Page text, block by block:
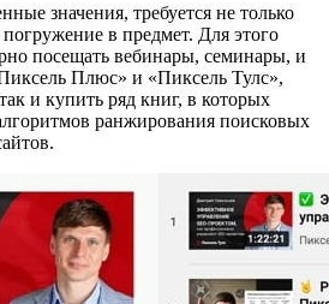
значения, требуется не только
в предмет. Для этого
посещать вебинары, семинары, и
Плюс» и «Пиксель Тулс»,
и купить ряд книг, в которых
ранжирования поисковых